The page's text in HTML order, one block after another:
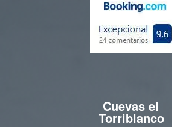
Cuevas el
Torriblanco